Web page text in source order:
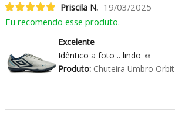
Priscila N. 19/03/2025
Eu recomendo esse produto.
Excelente
Idêntico a foto .. lindo ☺️
Produto:Chuteira Umbro Orbit